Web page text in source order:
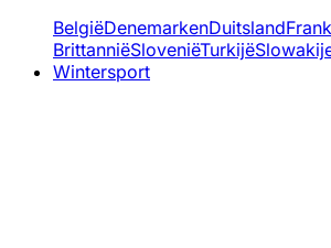
BelgiëDenemarkenDuitsland
BrittanniëSloveniëTurkijë
Wintersport